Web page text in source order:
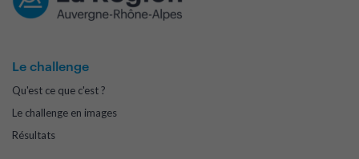
Le challenge
Qu'est ce que c'est ?
Le challenge en images
Résultats